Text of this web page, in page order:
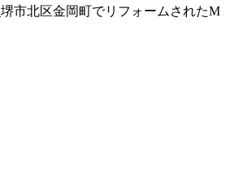
堺市北区金岡町でリフォームされたM